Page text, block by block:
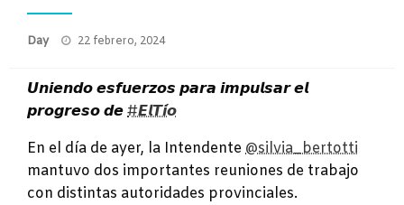
Day
Publicado
22 febrero, 2024
𝙐𝙣𝙞𝙚𝙣𝙙𝙤 𝙚𝙨𝙛𝙪𝙚𝙧𝙯𝙤𝙨 𝙥𝙖𝙧𝙖 𝙞𝙢𝙥𝙪𝙡𝙨𝙖𝙧 𝙚𝙡
𝙥𝙧𝙤𝙜𝙧𝙚𝙨𝙤 𝙙𝙚#𝙀𝙡𝙏𝙞́𝙤
En el día de ayer, la Intendente@silvia_bertotti
mantuvo dos importantes reuniones de trabajo
con distintas autoridades provinciales.